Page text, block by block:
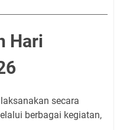
Hari
secara
berbagai kegiatan,